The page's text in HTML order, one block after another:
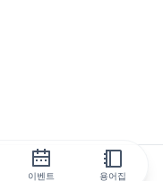
이벤트 용어집